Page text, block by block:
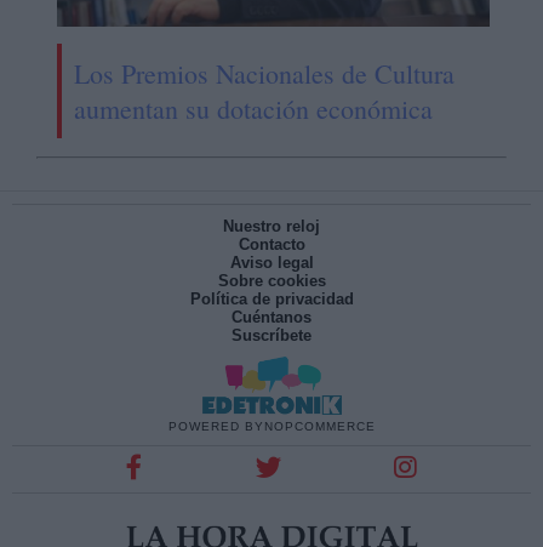
Los Premios Nacionales de Cultura
aumentan su dotación económica
Nuestro reloj
Contacto
Aviso legal
Sobre cookies
Política de privacidad
Cuéntanos
Suscríbete
POWERED BY NOPCOMMERCE